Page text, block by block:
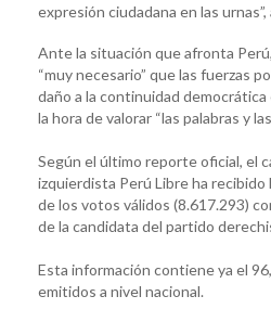
expresión ciudadana en las urnas”,
Ante la situación que afronta
“muy necesario” que las fuerzas
daño a la continuidad democrática
la hora de valorar “las palabras y
Según el último reporte oficial, el
izquierdista Perú Libre ha
de los votos válidos (8.617.293)
de la candidata del partido
Esta información contiene ya el
emitidos a nivel nacional.